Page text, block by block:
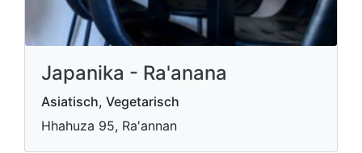
Japanika - Ra'anana
Asiatisch, Vegetarisch
Hhahuza 95, Ra'annan